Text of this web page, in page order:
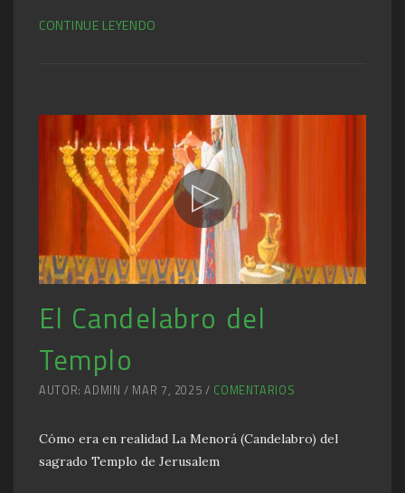
CONTINUE LEYENDO
El Candelabro del
Templo
AUTOR: ADMIN / MAR 7, 2025 / COMENTARIOS
Cómo era en realidad La Menorá (Candelabro) del
sagrado Templo de Jerusalem